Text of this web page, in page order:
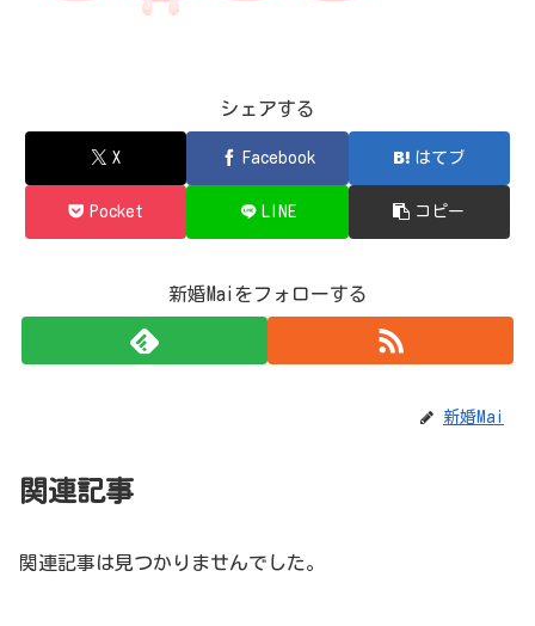
シェアする
X Facebook はてブ
Pocket LINE コピー
新婚Maiをフォローする
新婚Mai
関連記事
関連記事は見つかりませんでした。